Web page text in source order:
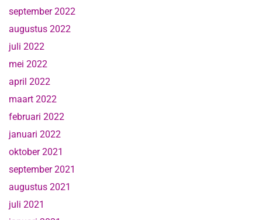
september 2022
augustus 2022
juli 2022
mei 2022
april 2022
maart 2022
februari 2022
januari 2022
oktober 2021
september 2021
augustus 2021
juli 2021